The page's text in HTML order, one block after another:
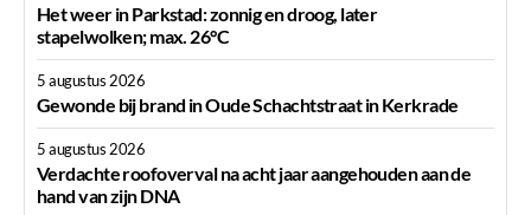
Het weer in Parkstad: zonnig en droog, later
stapelwolken; max. 26°C
5 augustus 2026
Gewonde bij brand in Oude Schachtstraat in Kerkrade
5 augustus 2026
Verdachte roofoverval na acht jaar aangehouden aan de
hand van zijn DNA